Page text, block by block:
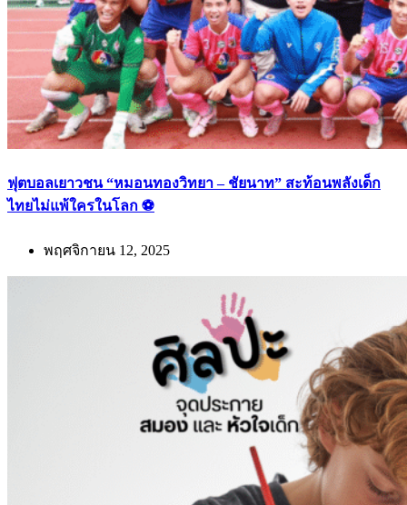
ฟุตบอลเยาวชน “หมอนทองวิทยา – ชัยนาท” สะท้อนพลังเด็ก
ไทยไม่แพ้ใครในโลก ⚽
พฤศจิกายน 12, 2025